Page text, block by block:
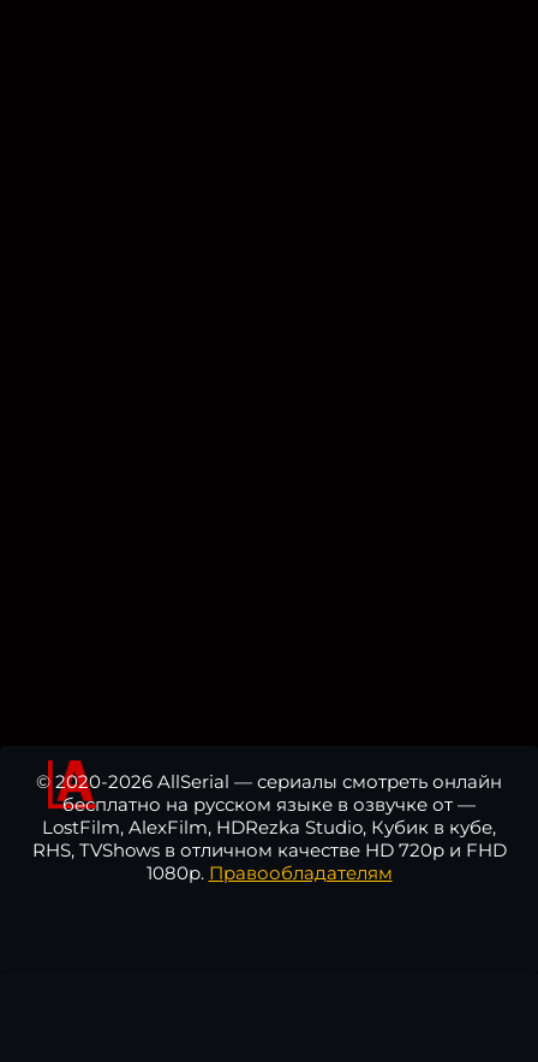
© 2020-2026 AllSerial — сериалы смотреть онлайн
бесплатно на русском языке в озвучке от —
LostFilm, AlexFilm, HDRezka Studio, Кубик в кубе,
RHS, TVShows в отличном качестве HD 720p и FHD
1080p. Правообладателям